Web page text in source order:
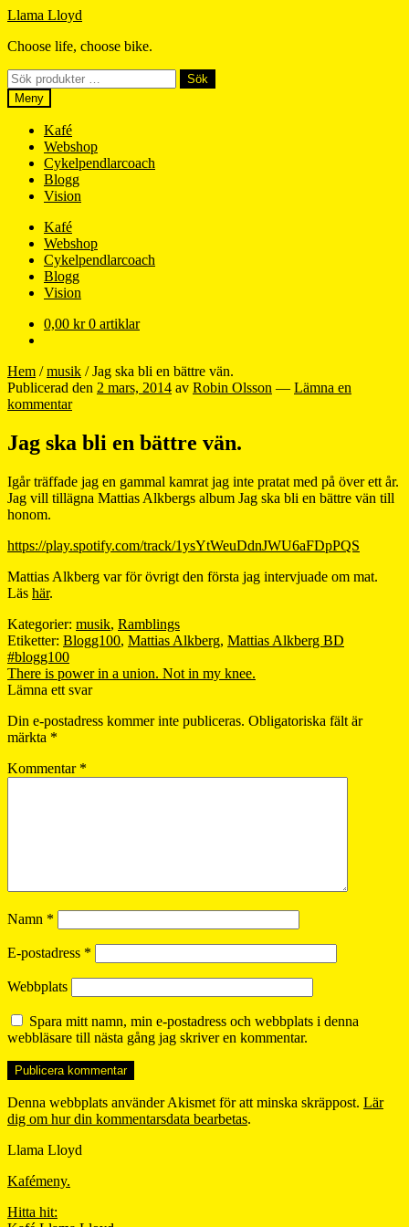
Hoppa
navigering
Hoppa
innehåll
Llama Lloyd
Choose life, choose bike.
Sök
efter:
Sök
Meny
Kafé
Webshop
Cykelpendlarcoach
Blogg
Vision
Kafé
Webshop
Cykelpendlarcoach
Blogg
Vision
0,00 kr 0 artiklar
Hem /musik /Jag ska bli en bättre vän.
Publicerad den 2 mars, 2014 av Robin Olsson — Lämna en
kommentar
Jag ska bli en bättre vän.
Igår träffade jag en gammal kamrat jag inte pratat med på över ett år.
Jag vill tillägna Mattias Alkbergs album Jag ska bli en bättre vän till
honom.
https://play.spotify.com/track/1ysYtWeuDdnJWU6aFDpPQS
Mattias Alkberg var för övrigt den första jag intervjuade om mat.
Läs här.
Kategorier: musik, Ramblings
Etiketter: Blogg100, Mattias Alkberg, Mattias Alkberg BD
Inläggsnavigering
Föregående
inlägg:
#blogg100
Nästa
inlägg:
There is power in a union. Not in my knee.
Lämna ett svar
Din e-postadress kommer inte publiceras. Obligatoriska fält är
märkta *
Kommentar *
Namn *
E-postadress *
Webbplats
Spara mitt namn, min e-postadress och webbplats i denna
webbläsare till nästa gång jag skriver en kommentar.
Denna webbplats använder Akismet för att minska skräppost. Lär
dig om hur din kommentarsdata bearbetas.
Llama Lloyd
Kafémeny.
Hitta hit: